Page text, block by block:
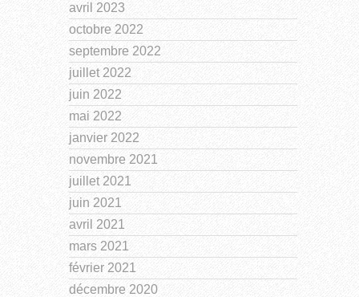
avril 2023
octobre 2022
septembre 2022
juillet 2022
juin 2022
mai 2022
janvier 2022
novembre 2021
juillet 2021
juin 2021
avril 2021
mars 2021
février 2021
décembre 2020